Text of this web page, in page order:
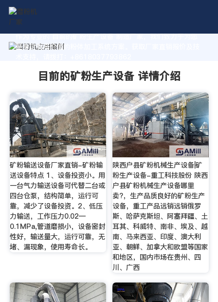
作为专业的 目前的矿粉生产设备 制造厂家，我们致力于为您
量身定制高价值的粉体加工系统方案。获取厂家直销报价及技
目前的矿粉生产设备 详情介绍
矿粉输送设备厂家直销-矿粉输
送设备特点 1、设备投资小。用
一台气力输送设备可代替二台或
四台仓泵，结构简单，运行可
靠，减少了设备投资。2、低压
力输送，工作压力0.02—
0.1MPa,管道磨损小，设备密封
性好，输送量大，运行可靠，无
堵、漏现象，使用寿命长。
陕西户县矿粉机械生产设备|矿
粉生产设备-重工科技股份 陕西
户县矿粉机械生产设备哪里
卖?，生产品质良好的矿粉生产
设备，重工产品远销远销俄罗
斯、哈萨克斯坦、阿塞拜疆、土
耳其、科威特、南非、埃及、越
南、马来西亚、印度、澳大利
亚、朝鲜、加拿大和欧盟等国家
和地区，国内市场在贵州、四
川、广西